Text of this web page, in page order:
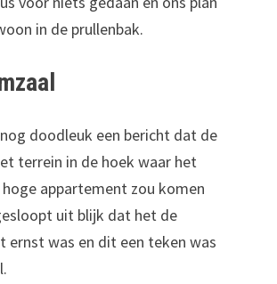
in de prullenbak.
doodleuk een bericht dat de
terrein in de hoek waar het
appartement zou komen
uit blijk dat het de
ernst was en dit een teken was